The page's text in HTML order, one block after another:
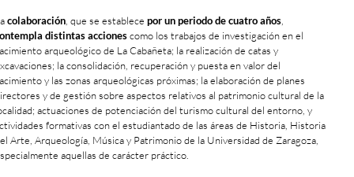
colaboración , que se establece por un periodo de cuatro años
distintas accionescomo los trabajos de investigación en el
arqueológico de La Cabañeta; la realización de catas y
la consolidación, recuperación y puesta en valor del
y las zonas arqueológicas próximas; la elaboración de planes
y de gestión sobre aspectos relativos al patrimonio cultural de la
actuaciones de potenciación del turismo cultural del entorno, y
formativas con el estudiantado de las áreas de Historia, Historia
Arte, Arqueología, Música y Patrimonio de la Universidad de Zaragoza,
aquellas de carácter práctico.